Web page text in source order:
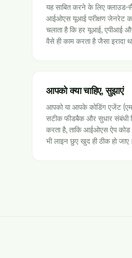
यह साबित करने के लिए क्लाउड-
आईओएस यूआई परीक्षण जेनरेट
चलाता है कि हर यूआई, एपीआई
वैसे ही काम करता है जैसा इरादा
आपको क्या चाहिए, सुझाएं
आपको या आपके कोडिंग एजेंट
सटीक फीडबैक और सुधार संबंधी
करता है, ताकि आईओएस ऐप कोड
भी लाइन छुए खुद ही ठीक हो जाए।